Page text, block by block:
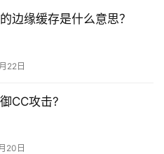
边缘缓存是什么意思？
22日
CC攻击?
20日